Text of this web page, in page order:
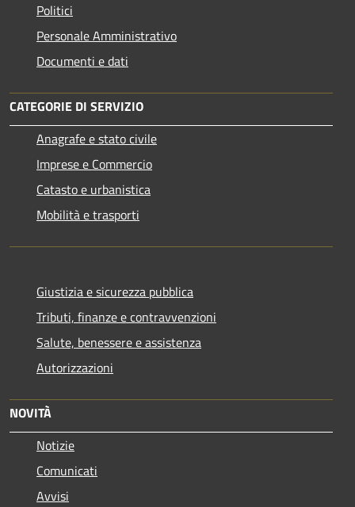
Politici
Personale Amministrativo
Documenti e dati
CATEGORIE DI SERVIZIO
Anagrafe e stato civile
Imprese e Commercio
Catasto e urbanistica
Mobilità e trasporti
Giustizia e sicurezza pubblica
Tributi, finanze e contravvenzioni
Salute, benessere e assistenza
Autorizzazioni
NOVITÀ
Notizie
Comunicati
Avvisi